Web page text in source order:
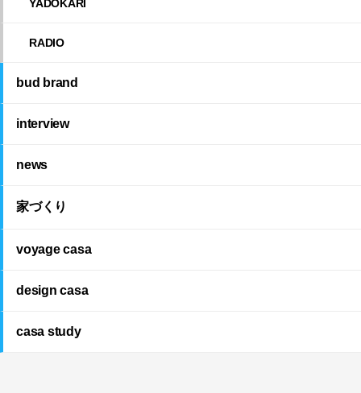
YADOKARI
RADIO
bud brand
interview
news
家づくり
voyage casa
design casa
casa study